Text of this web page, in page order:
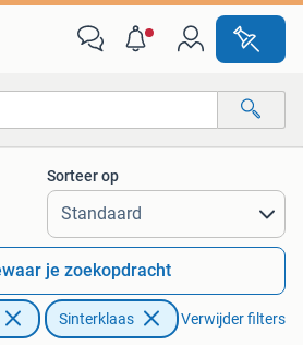
Alle afstanden…
Sorteer op
je zoekopdracht
Sinterklaas Verwijder filters